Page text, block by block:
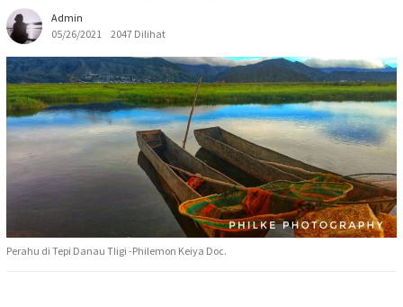
Admin
05/26/2021
2047 Dilihat
Perahu di Tepi Danau TIigi -Philemon Keiya Doc.